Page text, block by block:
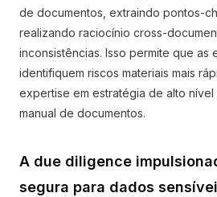
de documentos, extraindo pontos-
realizando raciocínio cross-
inconsistências. Isso permite que as
identifiquem riscos materiais mais
expertise em estratégia de alto
manual de documentos.
A due diligence
segura para dados